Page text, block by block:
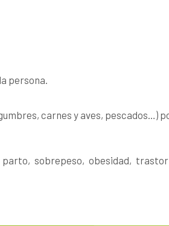
persona.
carnes y aves, pescados…)
sobrepeso, obesidad,